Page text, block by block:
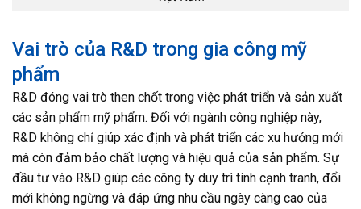
Vai trò của R&D trong gia công mỹ
phẩm
R&D đóng vai trò then chốt trong việc phát triển và sản xuất
các sản phẩm mỹ phẩm. Đối với ngành công nghiệp này,
R&D không chỉ giúp xác định và phát triển các xu hướng mới
mà còn đảm bảo chất lượng và hiệu quả của sản phẩm. Sự
đầu tư vào R&D giúp các công ty duy trì tính cạnh tranh, đổi
mới không ngừng và đáp ứng nhu cầu ngày càng cao của